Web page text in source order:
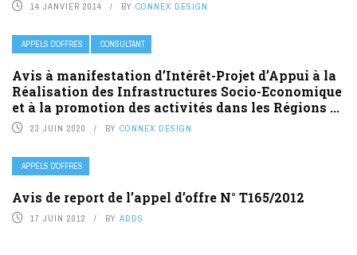
14 JANVIER 2014 BY CONNEX DESIGN
APPELS D’OFFRES CONSULTANT
Avis à manifestation d’Intérêt-Projet d’Appui à la
Réalisation des Infrastructures Socio-Economique
et à la promotion des activités dans les Régions ...
23 JUIN 2020 BY CONNEX DESIGN
APPELS D’OFFRES
Avis de report de l’appel d’offre N° T165/2012
17 JUIN 2012 BY ADDS